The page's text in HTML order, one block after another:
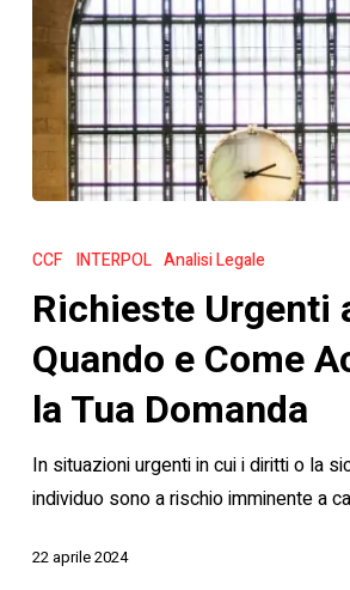
Urgenti
CCF:
Quando
Come
Accelerare
la
Domanda
CCF INTERPOL Analisi Legale
Richieste Urgenti
Quando e Come
la Tua Domanda
In situazioni urgenti in cui i diritti o la
individuo sono a rischio imminente a
22 aprile 2024